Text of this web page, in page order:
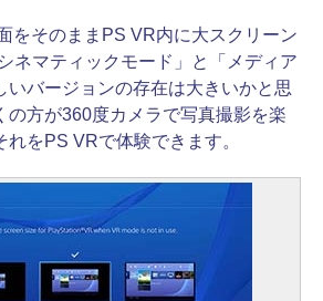
をそのままPS VR内に大スクリーン
ネマティックモード」と「メディア
いバージョンの存在は大きいかと思
の方が360度カメラで写真撮影を楽
れをPS VRで体験できます。